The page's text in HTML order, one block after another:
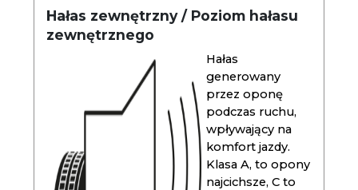
Hałas zewnętrzny / Poziom hałasu
zewnętrznego
Hałas
generowany
przez oponę
podczas ruchu,
wpływający na
komfort jazdy.
Klasa A, to opony
najcichsze, C to